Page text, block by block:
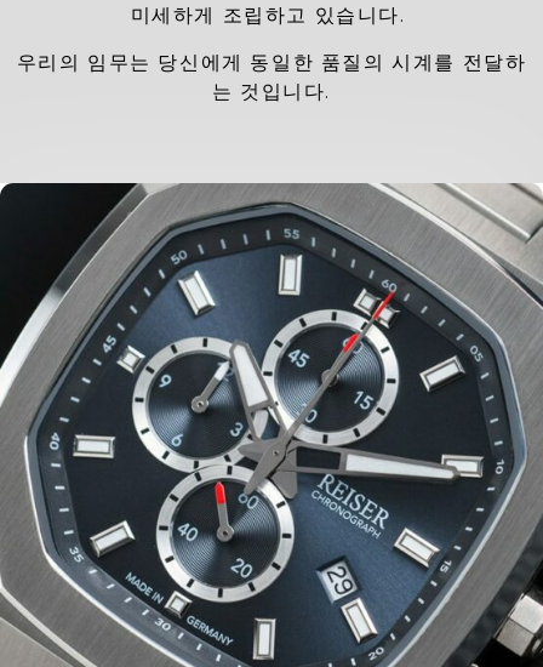
미세하게 조립하고 있습니다.
우리의 임무는 당신에게 동일한 품질의 시계를 전달하
는 것입니다.